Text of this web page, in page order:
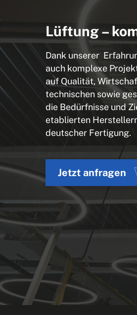
Lüftung –
Dank unserer
auch komplexe
auf Qualität,
technischen sowie
die Bedürfnisse und
etablierten
deutscher Fertigung.
Jetzt anfragen